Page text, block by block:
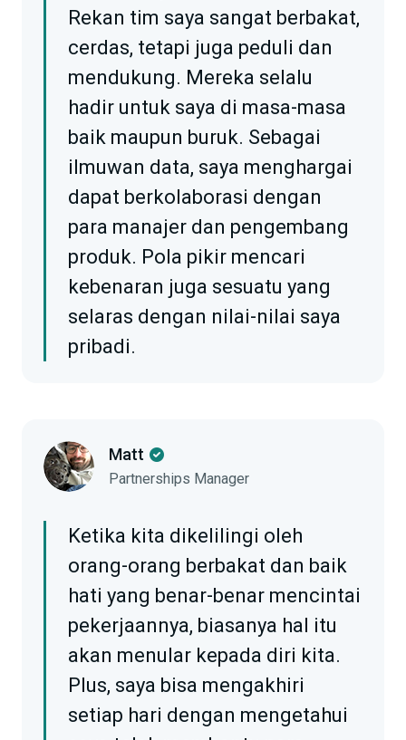
Rekan tim saya sangat berbakat,
cerdas, tetapi juga peduli dan
mendukung. Mereka selalu
hadir untuk saya di masa-masa
baik maupun buruk. Sebagai
ilmuwan data, saya menghargai
dapat berkolaborasi dengan
para manajer dan pengembang
produk. Pola pikir mencari
kebenaran juga sesuatu yang
selaras dengan nilai-nilai saya
pribadi.
Matt
Partnerships Manager
Ketika kita dikelilingi oleh
orang-orang berbakat dan baik
hati yang benar-benar mencintai
pekerjaannya, biasanya hal itu
akan menular kepada diri kita.
Plus, saya bisa mengakhiri
setiap hari dengan mengetahui